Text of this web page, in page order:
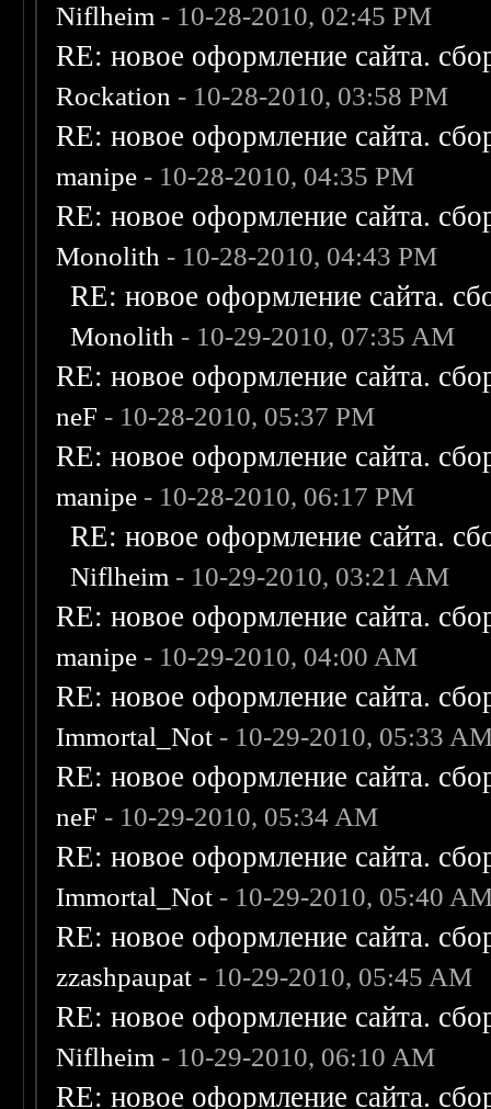
Niflheim - 10-28-2010, 02:45 PM
RE: новое оформление сайта.
Rockation - 10-28-2010, 03:58 PM
RE: новое оформление сайта.
manipe - 10-28-2010, 04:35 PM
RE: новое оформление сайта.
Monolith - 10-28-2010, 04:43 PM
RE: новое оформление сайта.
Monolith - 10-29-2010, 07:35 AM
RE: новое оформление сайта.
neF - 10-28-2010, 05:37 PM
RE: новое оформление сайта.
manipe - 10-28-2010, 06:17 PM
RE: новое оформление сайта.
Niflheim - 10-29-2010, 03:21 AM
RE: новое оформление сайта.
manipe - 10-29-2010, 04:00 AM
RE: новое оформление сайта.
Immortal_Not - 10-29-2010, 05:33
RE: новое оформление сайта.
neF - 10-29-2010, 05:34 AM
RE: новое оформление сайта.
Immortal_Not - 10-29-2010, 05:40
RE: новое оформление сайта.
zzashpaupat - 10-29-2010, 05:45 AM
RE: новое оформление сайта.
Niflheim - 10-29-2010, 06:10 AM
RE: новое оформление сайта.